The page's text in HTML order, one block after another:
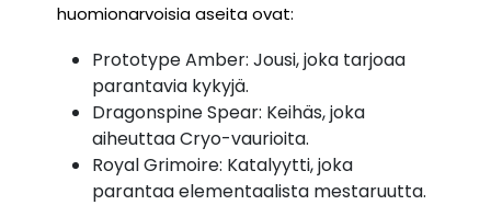
huomionarvoisia aseita ovat:
Prototype Amber: Jousi, joka tarjoaa
parantavia kykyjä.
Dragonspine Spear: Keihäs, joka
aiheuttaa Cryo-vaurioita.
Royal Grimoire: Katalyytti, joka
parantaa elementaalista mestaruutta.